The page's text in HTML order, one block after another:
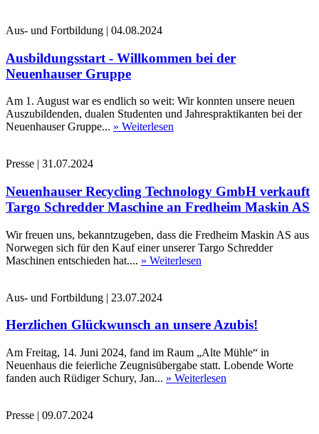
Aus- und Fortbildung | 04.08.2024
Ausbildungsstart - Willkommen bei der
Neuenhauser Gruppe
Am 1. August war es endlich so weit: Wir konnten unsere neuen
Auszubildenden, dualen Studenten und Jahrespraktikanten bei der
Neuenhauser Gruppe... » Weiterlesen
Presse | 31.07.2024
Neuenhauser Recycling Technology GmbH verkauft
Targo Schredder Maschine an Fredheim Maskin AS
Wir freuen uns, bekanntzugeben, dass die Fredheim Maskin AS aus
Norwegen sich für den Kauf einer unserer Targo Schredder
Maschinen entschieden hat.... » Weiterlesen
Aus- und Fortbildung | 23.07.2024
Herzlichen Glückwunsch an unsere Azubis!
Am Freitag, 14. Juni 2024, fand im Raum „Alte Mühle“ in
Neuenhaus die feierliche Zeugnisübergabe statt. Lobende Worte
fanden auch Rüdiger Schury, Jan... » Weiterlesen
Presse | 09.07.2024